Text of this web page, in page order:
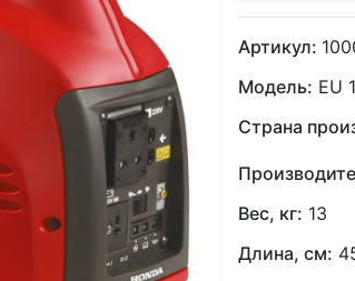
Артикул:
Модель: EU
Страна
Вес, кг: 13
Длина, см: